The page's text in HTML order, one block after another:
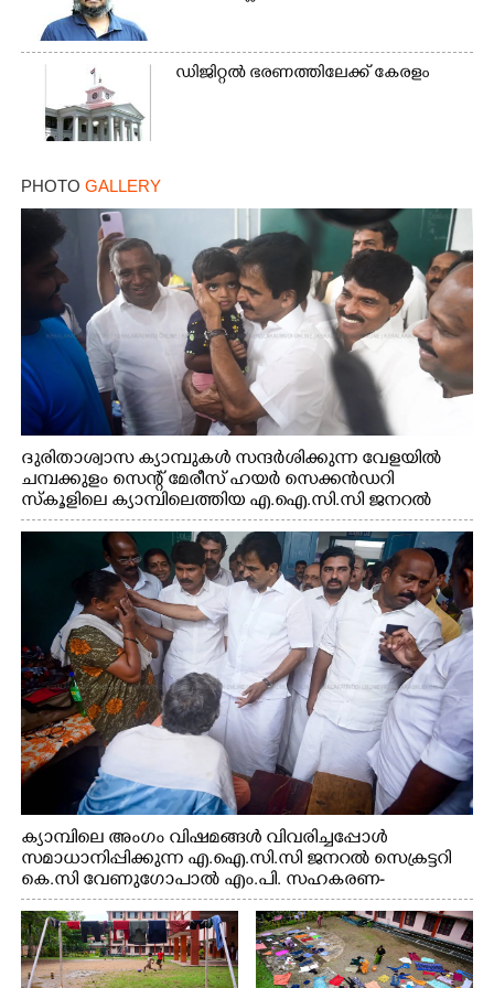
ഡിജിറ്റൽ ഭരണത്തിലേക്ക് കേരളം
PHOTO GALLERY
ദുരിതാശ്വാസ ക്യാമ്പുകൾ സന്ദർശിക്കുന്ന വേളയിൽ
ചമ്പക്കുളം സെന്റ് മേരീസ് ഹയർ സെക്കൻഡറി
സ്കൂളിലെ ക്യാമ്പിലെത്തിയ എ.ഐ.സി.സി ജനറൽ
സെക്രട്ടറി കെ.സി വേണുഗോപാൽ എം.പി കുരുന്നിനെ
എടുത്ത് ലാളിച്ചപ്പോൾ. സഹകരണ-എക്സൈസ്
വകുപ്പ് മന്ത്രി എം. ലിജു, കൃഷിവകുപ്പ് മന്ത്രി ടി. സിദ്ദിഖ്,
റെജി ചെറിയാൻ എം. എൽ. എ എന്നിവർ സമീപം
ക്യാമ്പിലെ അംഗം വിഷമങ്ങൾ വിവരിച്ചപ്പോൾ
സമാധാനിപ്പിക്കുന്ന എ.ഐ.സി.സി ജനറൽ സെക്രട്ടറി
കെ.സി വേണുഗോപാൽ എം.പി. സഹകരണ-
എക്സൈസ് വകുപ്പ് മന്ത്രി എം. ലിജു, എന്നിവർ